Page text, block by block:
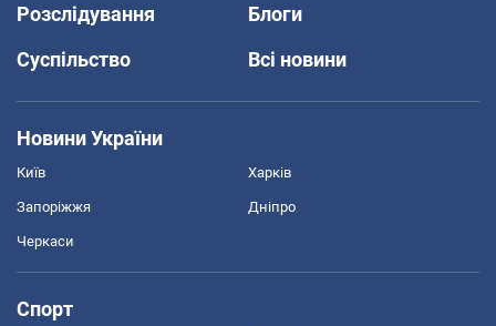
Розслідування
Блоги
Суспільство
Всі новини
Новини України
Київ Харків
Запоріжжя Дніпро
Черкаси
Спорт